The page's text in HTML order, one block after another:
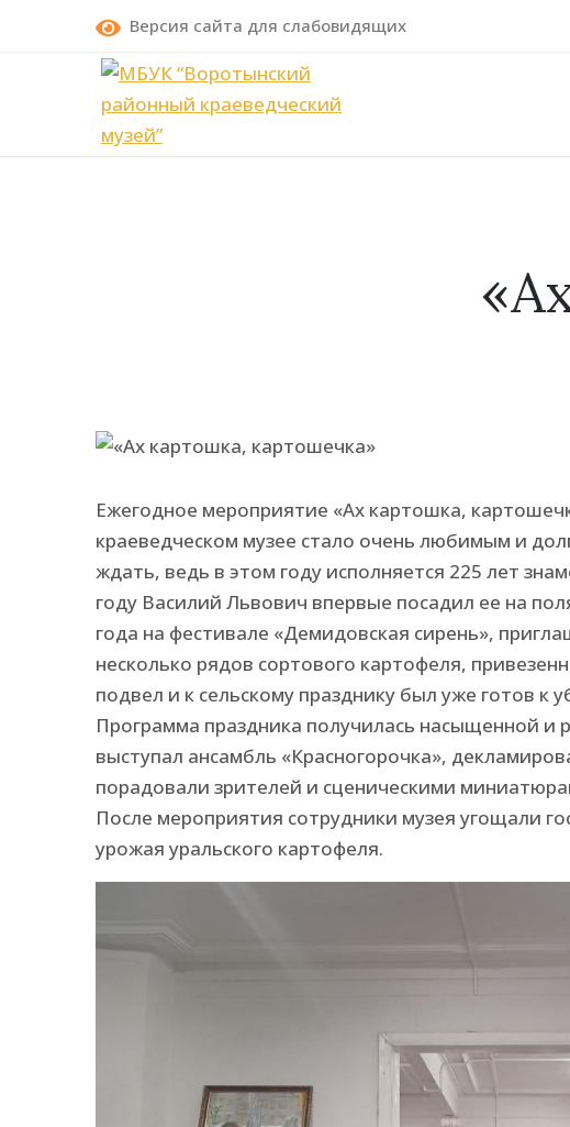
Версия сайта для слабовидящих
Ежегодное мероприятие «Ах картошка,
краеведческом музее стало очень любимым и
ждать, ведь в этом году исполняется 225 лет
году Василий Львович впервые посадил ее на
года на фестивале «Демидовская сирень»,
несколько рядов сортового картофеля,
подвел и к сельскому празднику был уже готов к
Программа праздника получилась насыщенной и
выступал ансамбль «Красногорочка»,
порадовали зрителей и сценическими
После мероприятия сотрудники музея угощали
урожая уральского картофеля.